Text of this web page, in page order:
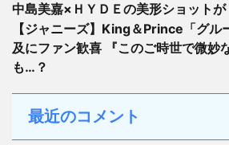
中島美嘉×ＨＹＤＥの美形ショット
【ジャニーズ】King＆Prince「グル
及にファン歓喜 『このご時世で微妙
も…？
最近のコメント